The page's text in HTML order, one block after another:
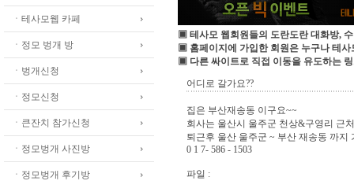
ㆍ테사모웹 카페
ㆍ정모 벙개 방
ㆍ벙개신청
ㆍ정모신청
ㆍ큰잔치 참가신청
ㆍ정모벙개 사진방
ㆍ정모벙개 후기방
▣ 테사모 웹회원들의 도란도란 대화방,
▣ 홈페이지에 가입한 회원은 누구나 테사
▣ 다른 싸이트로 직접 이동을 유도하는
어디로 갈가요??
집은 부산재송동 이구요~~
회사는 울산시 울주군 천상&구영리 근
퇴근후 울산 울주군 ~ 부산 재송동 까
0 1 7- 586 - 1503
파일 :